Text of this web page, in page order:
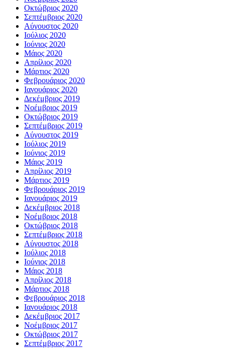
Οκτώβριος 2020
Σεπτέμβριος 2020
Αύγουστος 2020
Ιούλιος 2020
Ιούνιος 2020
Μάιος 2020
Απρίλιος 2020
Μάρτιος 2020
Φεβρουάριος 2020
Ιανουάριος 2020
Δεκέμβριος 2019
Νοέμβριος 2019
Οκτώβριος 2019
Σεπτέμβριος 2019
Αύγουστος 2019
Ιούλιος 2019
Ιούνιος 2019
Μάιος 2019
Απρίλιος 2019
Μάρτιος 2019
Φεβρουάριος 2019
Ιανουάριος 2019
Δεκέμβριος 2018
Νοέμβριος 2018
Οκτώβριος 2018
Σεπτέμβριος 2018
Αύγουστος 2018
Ιούλιος 2018
Ιούνιος 2018
Μάιος 2018
Απρίλιος 2018
Μάρτιος 2018
Φεβρουάριος 2018
Ιανουάριος 2018
Δεκέμβριος 2017
Νοέμβριος 2017
Οκτώβριος 2017
Σεπτέμβριος 2017